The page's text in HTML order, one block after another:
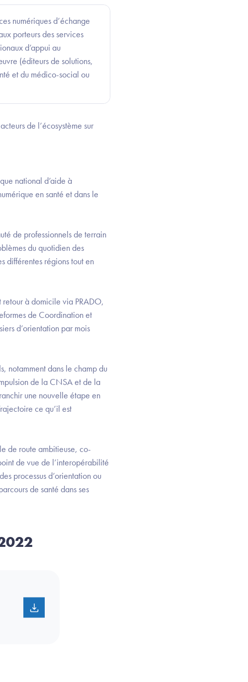
numériques d’échange
porteurs des services
d’appui au
(éditeurs de solutions,
et du médico-social ou
de l’écosystème sur
national d’aide à
en santé et dans le
de professionnels de terrain
du quotidien des
différentes régions tout en
à domicile via PRADO,
de Coordination et
d’orientation par mois
notamment dans le champ du
de la CNSA et de la
une nouvelle étape en
ce qu’il est
de route ambitieuse, co-
de vue de l’interopérabilité
processus d’orientation ou
de santé dans ses